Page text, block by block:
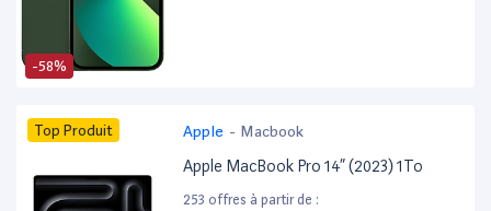
-58%
Top Produit Apple - Macbook
Apple MacBook Pro 14” (2023) 1To
253 offres à partir de :